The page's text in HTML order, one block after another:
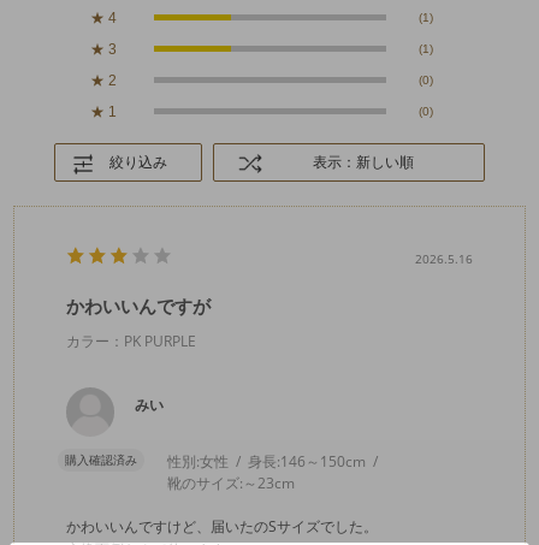
★ 4 (1)
★ 3 (1)
★ 2 (0)
★ 1 (0)
絞り込み 表示：新しい順
2026.5.16
かわいいんですが
カラー：PK PURPLE
みい
購入確認済み 性別:女性 身長:146～150cm
靴のサイズ: ～23cm
かわいいんですけど、届いたのSサイズでした。